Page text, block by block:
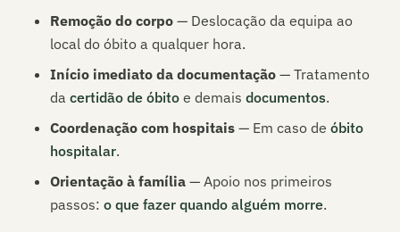
Remoção do corpo — Deslocação da equipa ao
local do óbito a qualquer hora.
Início imediato da documentação — Tratamento
da certidão de óbito e demais documentos.
Coordenação com hospitais — Em caso de óbito
hospitalar.
Orientação à família — Apoio nos primeiros
passos: o que fazer quando alguém morre.